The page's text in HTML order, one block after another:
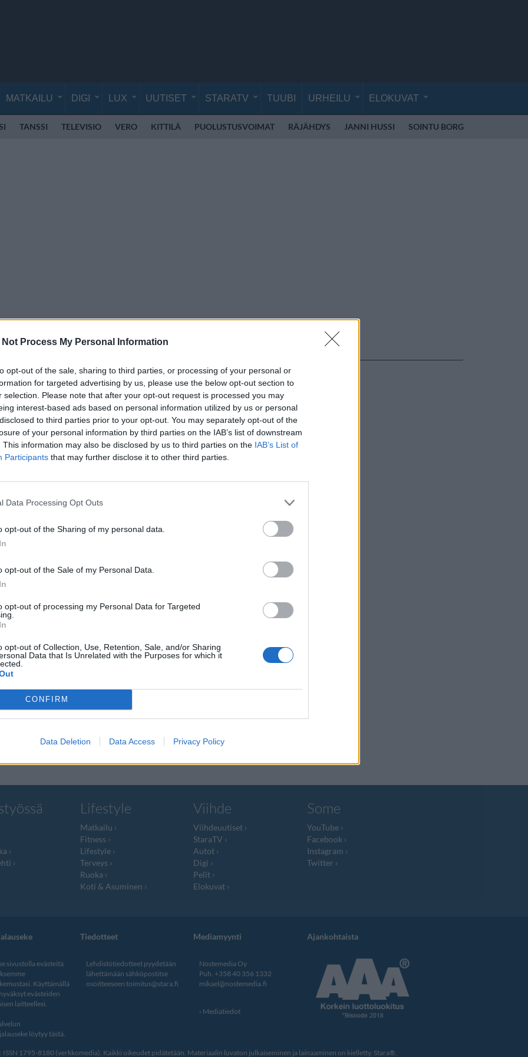
Not Process My Personal Information
opt-out of the sale, sharing to third parties, or processing of your personal or
for targeted advertising by us, please use the below opt-out section to
selection. Please note that after your opt-out request is processed you may
interest-based ads based on personal information utilized by us or personal
to third parties prior to your opt-out. You may separately opt-out of the
of your personal information by third parties on the IAB’s list of downstream
This information may also be disclosed by us to third parties on the IAB’s List of
Participants that may further disclose it to other third parties.
Data Processing Opt Outs
opt-out of the Sharing of my personal data.
opt-out of the Sale of my Personal Data.
opt-out of processing my Personal Data for Targeted
opt-out of Collection, Use, Retention, Sale, and/or Sharing
Data that Is Unrelated with the Purposes for which it
CONFIRM
Data Deletion Data Access Privacy Policy
MATKAILU DIGI LUX UUTISET STARATV TUUBI URHEILU ELOKUVAT
TANSSI TELEVISIO VERO KITTILÄ PUOLUSTUSVOIMAT RÄJÄHDYS JANNI HUSSI SOINTU BORG
nimettiin
Lifestyle
Matkailu
Fitness
Lifestyle
Terveys
Ruoka
Koti & Asuminen
Viihde
Viihdeuutiset
StaraTV
Autot
Digi
Pelit
Elokuvat
Some
YouTube
Facebook
Instagram
Twitter
sivustolla evästeitä
Käyttämällä
evästeiden
laitteellesi.
löytyy tästä.
Tiedotteet
Lehdistötiedotteet pyydetään
lähettämään sähköpostitse
osoitteeseen toimitus@stara.fi
Mediamyynti
Nostemedia Oy
Puh. +358 40 356 1332
mikael@nostemedia.fi
Mediatiedot
Ajankohtaista
1795-8180 (verkkomedia). Kaikki oikeudet pidätetään. Materiaalin luvaton julkaiseminen ja lainaaminen on kielletty. Stara®,